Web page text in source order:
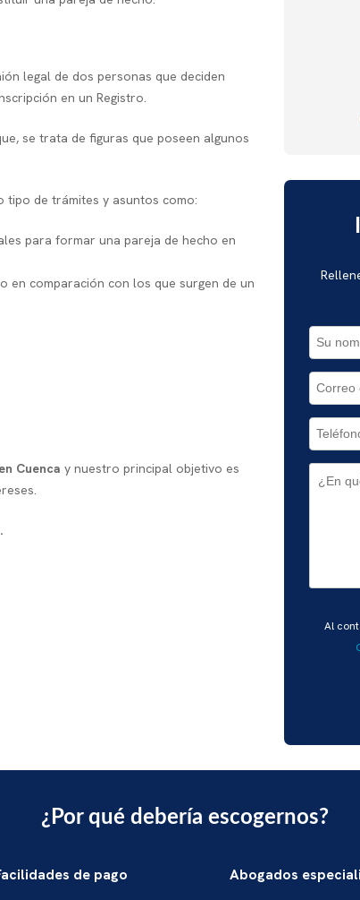
legal de dos personas que deciden
en un Registro.
se trata de figuras que poseen algunos
tipo de trámites y asuntos como:
para formar una pareja de hecho en
en comparación con los que surgen de un
Cuenca y nuestro principal objetivo es
favor,
Al
¿Por qué debería escogernos?
de pago Abogados